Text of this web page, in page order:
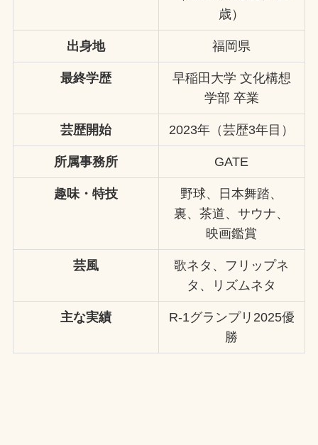
歳）
出身地 福岡県
最終学歴
早稲田大学 文化構想
学部 卒業
芸歴開始 2023年（芸歴3年目）
所属事務所 GATE
趣味・特技
野球、日本舞踏、
裏、茶道、サウナ、
映画鑑賞
芸風
歌ネタ、フリップネ
タ、リズムネタ
主な実績
R-1グランプリ2025優
勝